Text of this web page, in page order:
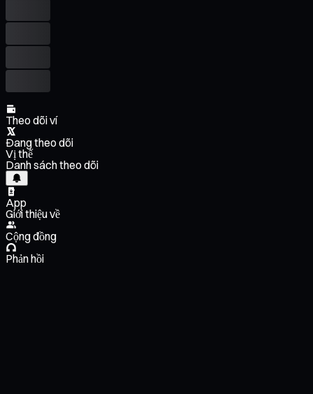
Theo dõi ví
Đang theo dõi
Vị thế
Danh sách theo dõi
App
Giới thiệu về
Cộng đồng
Phản hồi